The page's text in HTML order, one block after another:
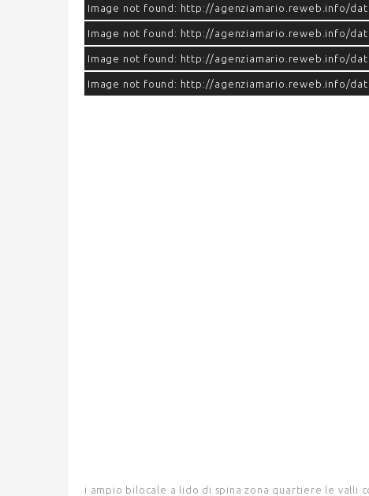
Image not found: http://agenziamario.reweb.info/
Image not found: http://agenziamario.reweb.info/
Image not found: http://agenziamario.reweb.info/
Image not found: http://agenziamario.reweb.info/
i ampio bilocale a lido di spina zona quartiere le valli